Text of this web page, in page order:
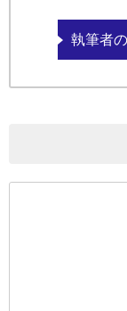
執筆者